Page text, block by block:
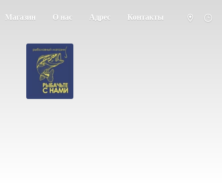
Магазин О нас Адрес Контакты